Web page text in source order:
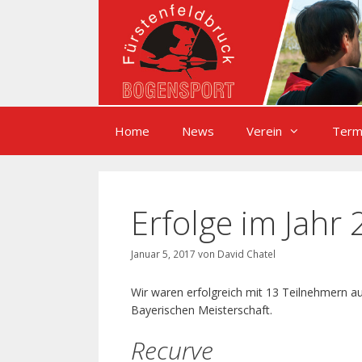
Home News Verein
Erfolge im Jahr
Januar 5, 2017 von David Chatel
Wir waren erfolgreich mit 13 Teilnehmern
Bayerischen Meisterschaft.
Recurve